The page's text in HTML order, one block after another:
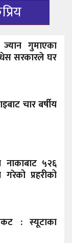
ज्यान गुमाएका
सरकारले घर
चार बर्षीय
नाकाबाट ५२६
गरेको प्रहरीको
: स्यूटाका